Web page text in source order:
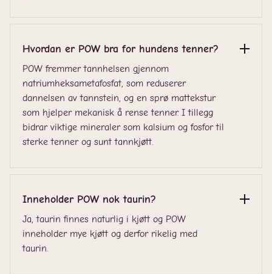
Hvordan er POW bra for hundens tenner?
POW fremmer tannhelsen gjennom
natriumheksametafosfat, som reduserer
dannelsen av tannstein, og en sprø mattekstur
som hjelper mekanisk å rense tenner. I tillegg
bidrar viktige mineraler som kalsium og fosfor til
sterke tenner og sunt tannkjøtt.
Inneholder POW nok taurin?
Ja, taurin finnes naturlig i kjøtt og POW
inneholder mye kjøtt og derfor rikelig med
taurin.